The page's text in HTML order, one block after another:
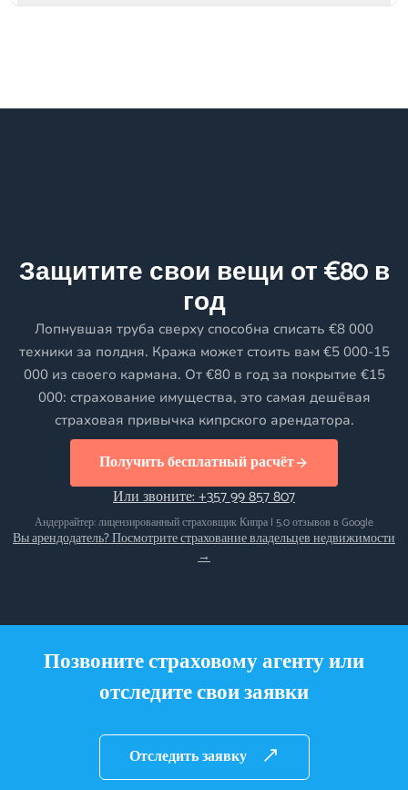
Защитите свои вещи от €80 в
год
Лопнувшая труба сверху способна списать €8 000
техники за полдня. Кража может стоить вам €5 000-15
000 из своего кармана. От €80 в год за покрытие €15
000: страхование имущества, это самая дешёвая
страховая привычка кипрского арендатора.
Получить бесплатный расчёт
Или звоните: +357 99 857 807
Андеррайтер: лицензированный страховщик Кипра | 5.0 отзывов в Google
Вы арендодатель? Посмотрите страхование владельцев недвижимости
→
Позвоните страховому агенту или
отследите свои заявки
Отследить заявку